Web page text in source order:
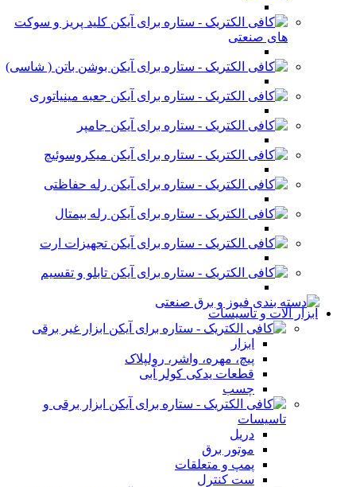
کلید پریز و سوکت
های صنعتی
بوشن باتن ( شاسی)
جعبه مینیاتوری
جامپر
میکروسوئیچ
رله حفاظتی
رله بیمتال
تجهیزات ارت
تابلو و تقسیم
ابزار آلات و تاسیسات
ابزار غیر برقی
ابزار
پیچ، مهره، واشر، رولپلاک
قطعات یدکی کولر آبی
چسب
ابزار برقی و
تاسیسات
دریل
موتور برق
پمپ و متعلقات
ست کنترل